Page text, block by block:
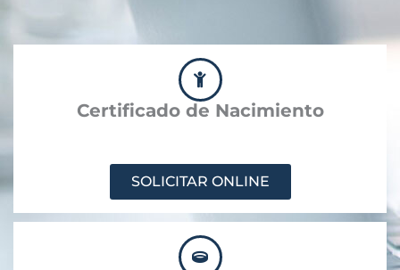
Certificado de Nacimiento
SOLICITAR ONLINE